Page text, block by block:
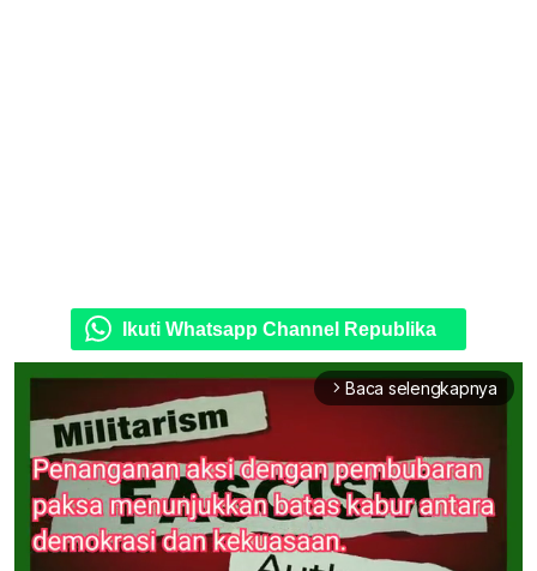
Ikuti Whatsapp Channel Republika
arrow_forward_ios Baca selengkapnya